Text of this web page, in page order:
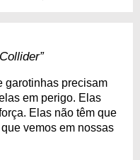
garotinhas precisam
em perigo. Elas
Elas não têm que
vemos em nossas